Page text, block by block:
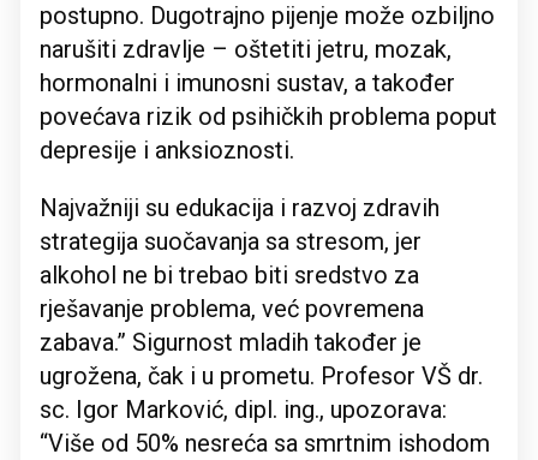
postupno. Dugotrajno pijenje može ozbiljno
narušiti zdravlje – oštetiti jetru, mozak,
hormonalni i imunosni sustav, a također
povećava rizik od psihičkih problema poput
depresije i anksioznosti.
Najvažniji su edukacija i razvoj zdravih
strategija suočavanja sa stresom, jer
alkohol ne bi trebao biti sredstvo za
rješavanje problema, već povremena
zabava.” Sigurnost mladih također je
ugrožena, čak i u prometu. Profesor VŠ dr.
sc. Igor Marković, dipl. ing., upozorava:
“Više od 50% nesreća sa smrtnim ishodom